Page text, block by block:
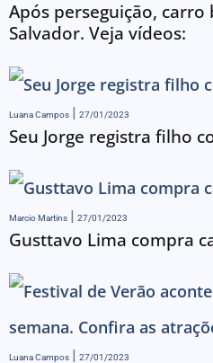
Após perseguição, carro
Salvador. Veja vídeos:
Luana Campos 27/01/2023
Seu Jorge registra filho
Marcio Martins 27/01/2023
Gusttavo Lima compra
Luana Campos 27/01/2023